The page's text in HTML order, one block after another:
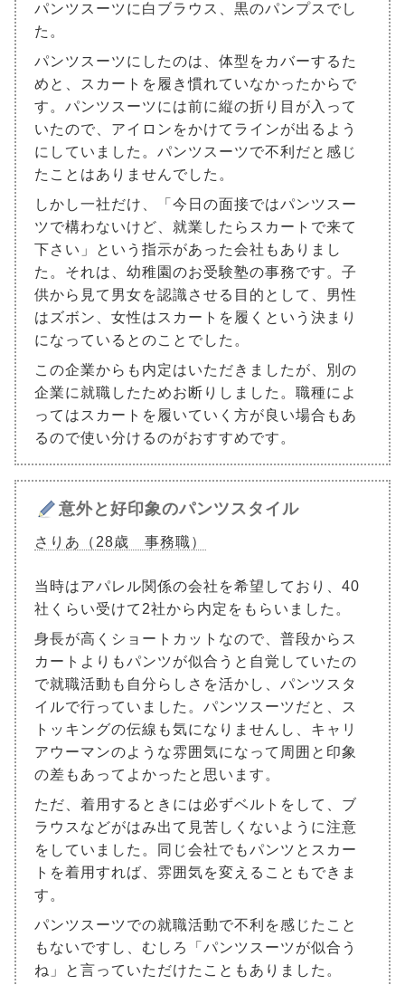
パンツスーツに白ブラウス、黒のパンプスでし
た。
パンツスーツにしたのは、体型をカバーするた
めと、スカートを履き慣れていなかったからで
す。パンツスーツには前に縦の折り目が入って
いたので、アイロンをかけてラインが出るよう
にしていました。パンツスーツで不利だと感じ
たことはありませんでした。
しかし一社だけ、「今日の面接ではパンツスー
ツで構わないけど、就業したらスカートで来て
下さい」という指示があった会社もありまし
た。それは、幼稚園のお受験塾の事務です。子
供から見て男女を認識させる目的として、男性
はズボン、女性はスカートを履くという決まり
になっているとのことでした。
この企業からも内定はいただきましたが、別の
企業に就職したためお断りしました。職種によ
ってはスカートを履いていく方が良い場合もあ
るので使い分けるのがおすすめです。
意外と好印象のパンツスタイル
さりあ（28歳 事務職）
当時はアパレル関係の会社を希望しており、40
社くらい受けて2社から内定をもらいました。
身長が高くショートカットなので、普段からス
カートよりもパンツが似合うと自覚していたの
で就職活動も自分らしさを活かし、パンツスタ
イルで行っていました。パンツスーツだと、ス
トッキングの伝線も気になりませんし、キャリ
アウーマンのような雰囲気になって周囲と印象
の差もあってよかったと思います。
ただ、着用するときには必ずベルトをして、ブ
ラウスなどがはみ出て見苦しくないように注意
をしていました。同じ会社でもパンツとスカー
トを着用すれば、雰囲気を変えることもできま
す。
パンツスーツでの就職活動で不利を感じたこと
もないですし、むしろ「パンツスーツが似合う
ね」と言っていただけたこともありました。